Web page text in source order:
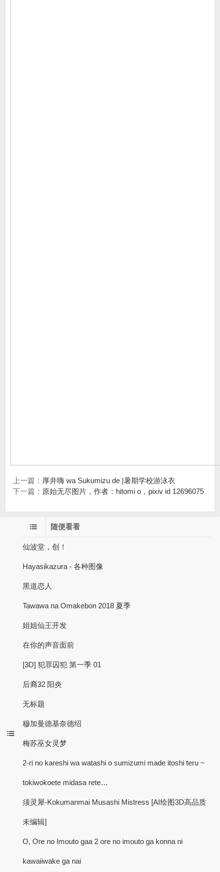
上一篇： 厚井嗨 wa Sukumizu de |暑期学校游泳衣
下一篇： 原始无尽图片，作者：hitomi o，pixiv id 12696075
随便看看
仙波堂，创！
Hayasikazura - 各种图像
黑道恋人
Tawawa na Omakebon 2018 夏季
姐姐仙王开发
在你的声音面前
[3D] 犯罪囚犯 第一季 01
后裔32 阳炎
无标题
穆加曼德基奈德绍
梅苏巫女灵梦
2-ri no kareshi wa watashi o sumizumi made itoshi teru ~
tokiwokoete midasa rete…
须灵犀-Kokumanmai Musashi Mistress [AI绘图3D高品质
未编辑]
O, Ore no Imouto gaa 2 ore no imouto ga konna ni
kawaiiwake ga nai